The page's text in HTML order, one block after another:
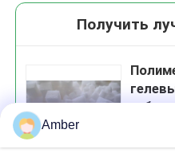
Получить
Amber